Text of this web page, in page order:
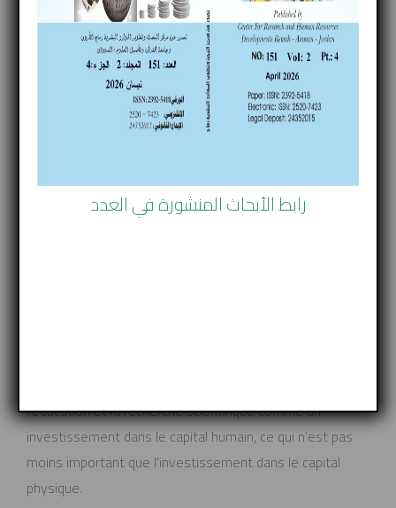
financement et de sa diversité. Nous avons donc essayé
de mettre en évidence le type de financement
susceptible de contribuer à l’avancement de ce secteur,
représenté par les Dépôts de dotation "Waqf", en
soulignant et en identifiant le rôle que l’investissement
développement de l’éducation et de la recherche
scientifique dans les pays arabes, en particulier après le
l'éducation et la recherche scientifique comme un
investissement dans le capital humain, ce qui n'est pas
moins important que l'investissement dans le capital
physique.
رابط الأبحاث المنشورة في العدد